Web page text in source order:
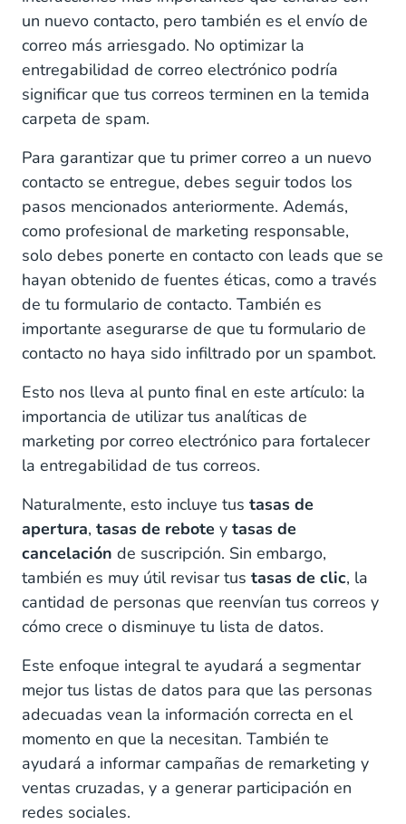
un nuevo contacto, pero también es el envío de
correo más arriesgado. No optimizar la
entregabilidad de correo electrónico podría
significar que tus correos terminen en la temida
carpeta de spam.
Para garantizar que tu primer correo a un nuevo
contacto se entregue, debes seguir todos los
pasos mencionados anteriormente. Además,
como profesional de marketing responsable,
solo debes ponerte en contacto con leads que se
hayan obtenido de fuentes éticas, como a través
de tu formulario de contacto. También es
importante asegurarse de que tu formulario de
contacto no haya sido infiltrado por un spambot.
Esto nos lleva al punto final en este artículo: la
importancia de utilizar tus analíticas de
marketing por correo electrónico para fortalecer
la entregabilidad de tus correos.
Naturalmente, esto incluye tus tasas de
apertura, tasas de rebote y tasas de
cancelación de suscripción. Sin embargo,
también es muy útil revisar tus tasas de clic, la
cantidad de personas que reenvían tus correos y
cómo crece o disminuye tu lista de datos.
Este enfoque integral te ayudará a segmentar
mejor tus listas de datos para que las personas
adecuadas vean la información correcta en el
momento en que la necesitan. También te
ayudará a informar campañas de remarketing y
ventas cruzadas, y a generar participación en
redes sociales.